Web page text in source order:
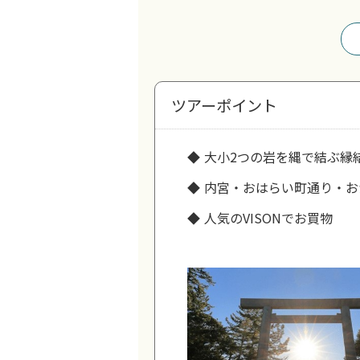
ツアーポイント
大小2つの岩を縄で結ぶ縁
内宮・おはらい町通り・
人気のVISONでお買物